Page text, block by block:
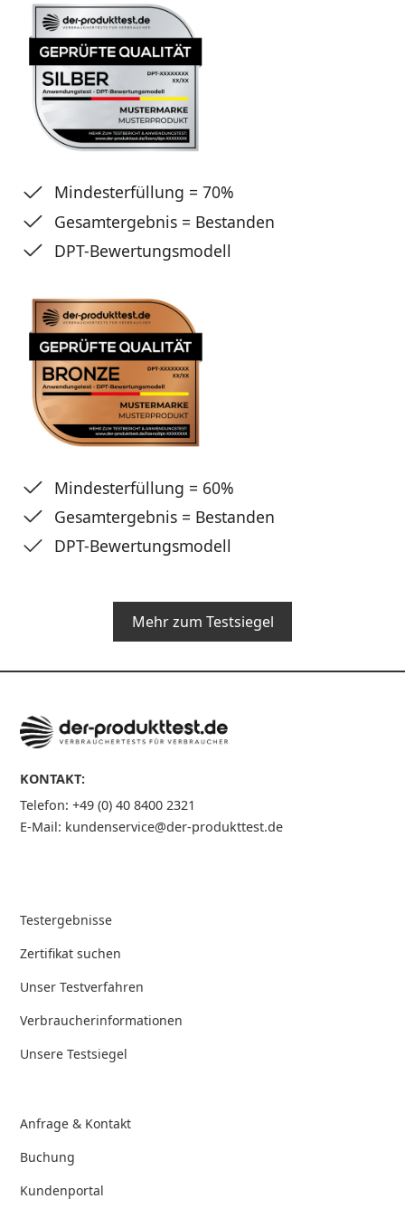
Mindesterfüllung = 70%
Gesamtergebnis = Bestanden
DPT-Bewertungsmodell
Mindesterfüllung = 60%
Gesamtergebnis = Bestanden
DPT-Bewertungsmodell
Mehr zum Testsiegel
KONTAKT:
Telefon: +49 (0) 40 8400 2321
E-Mail: kundenservice@der-produkttest.de
Testergebnisse
Zertifikat suchen
Unser Testverfahren
Verbraucherinformationen
Unsere Testsiegel
Anfrage & Kontakt
Buchung
Kundenportal